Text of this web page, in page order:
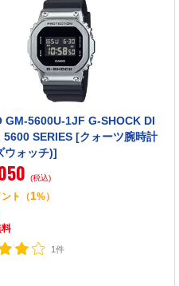
GM-5600U-1JF G-SHOCK DI
5600 SERIES [クォーツ腕時計
ウォッチ)]
(税込)
ト （1%）
1件